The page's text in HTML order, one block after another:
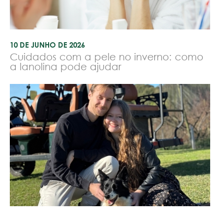
10 DE JUNHO DE 2026
Cuidados com a pele no inverno: como
a lanolina pode ajudar